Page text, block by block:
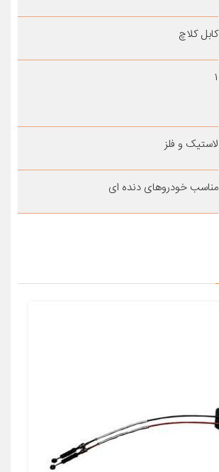
کابل کلاچ
۱
لاستیک و فلز
مناسب خودروهای دنده ای